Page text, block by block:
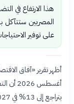
هذا الارتفاع في
المصريين ستتآكل
على توفير
أظهر تقرير «آفاق